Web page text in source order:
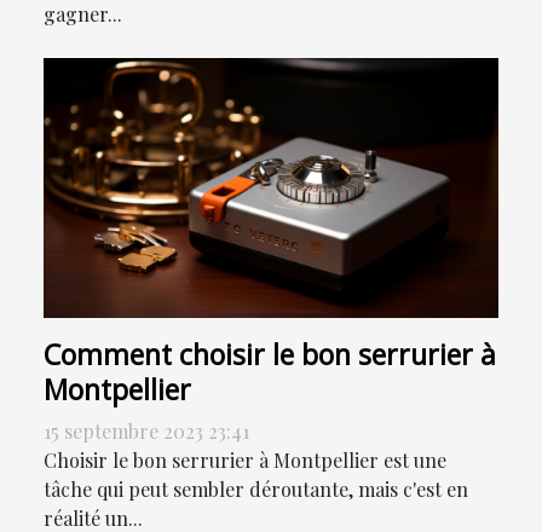
gagner...
Comment choisir le bon serrurier à
Montpellier
15 septembre 2023 23:41
Choisir le bon serrurier à Montpellier est une
tâche qui peut sembler déroutante, mais c'est en
réalité un...